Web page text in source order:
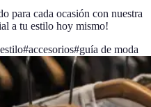
para cada ocasión con nuestra
a tu estilo hoy mismo!
estilo#accesorios#guía de moda